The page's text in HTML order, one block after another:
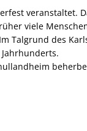
veranstaltet.
viele
Talgrund des